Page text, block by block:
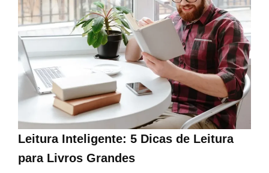
Leitura Inteligente: 5 Dicas de Leitura
para Livros Grandes